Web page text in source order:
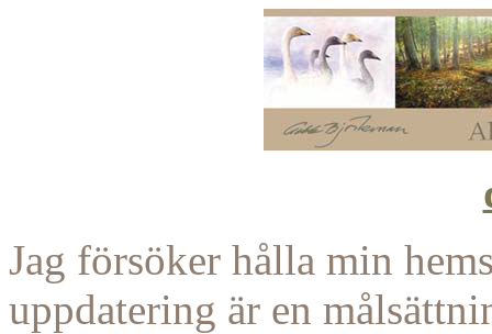
Jag försöker hålla min
uppdatering är en